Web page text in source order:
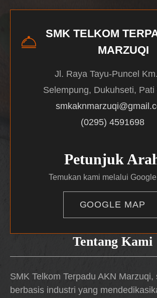
Tentang Kami
SMK Telkom Terpadu AKN Marzuqi,
berbasis industri yang
SMK TELKOM
MARZUQI
Jl. Raya Tayu-Puncel
Selempung, Dukuhseti, Pati
(0295) 4591698
Petunjuk
Temukan kami melalui
GOOGLE MAP